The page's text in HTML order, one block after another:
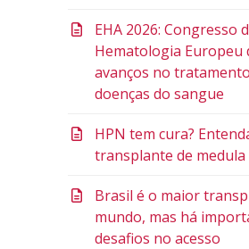
EHA 2026: Congresso
Hematologia Europeu
avanços no
doenças do sangue
HPN tem cura?
transplante de medula
Brasil é o maior
mundo, mas há
desafios no acesso